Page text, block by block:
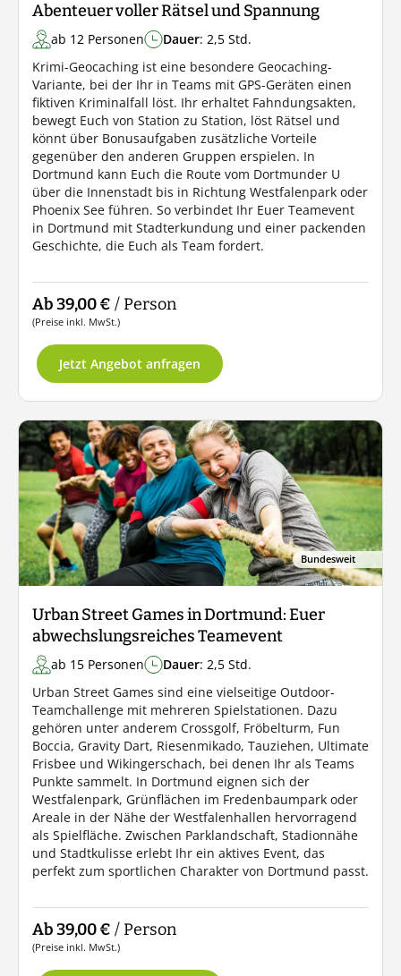
Abenteuer voller Rätsel und Spannung
ab 12 Personen Dauer: 2,5 Std.
Krimi-Geocaching ist eine besondere Geocaching-
Variante, bei der Ihr in Teams mit GPS-Geräten einen
fiktiven Kriminalfall löst. Ihr erhaltet Fahndungsakten,
bewegt Euch von Station zu Station, löst Rätsel und
könnt über Bonusaufgaben zusätzliche Vorteile
gegenüber den anderen Gruppen erspielen. In
Dortmund kann Euch die Route vom Dortmunder U
über die Innenstadt bis in Richtung Westfalenpark oder
Phoenix See führen. So verbindet Ihr Euer Teamevent
in Dortmund mit Stadterkundung und einer packenden
Geschichte, die Euch als Team fordert.
Ab 39,00 € / Person
(Preise inkl. MwSt.)
Jetzt Angebot anfragen
Bundesweit
Urban Street Games in Dortmund: Euer
abwechslungsreiches Teamevent
ab 15 Personen Dauer: 2,5 Std.
Urban Street Games sind eine vielseitige Outdoor-
Teamchallenge mit mehreren Spielstationen. Dazu
gehören unter anderem Crossgolf, Fröbelturm, Fun
Boccia, Gravity Dart, Riesenmikado, Tauziehen, Ultimate
Frisbee und Wikingerschach, bei denen Ihr als Teams
Punkte sammelt. In Dortmund eignen sich der
Westfalenpark, Grünflächen im Fredenbaumpark oder
Areale in der Nähe der Westfalenhallen hervorragend
als Spielfläche. Zwischen Parklandschaft, Stadionnähe
und Stadtkulisse erlebt Ihr ein aktives Event, das
perfekt zum sportlichen Charakter von Dortmund passt.
Ab 39,00 € / Person
(Preise inkl. MwSt.)